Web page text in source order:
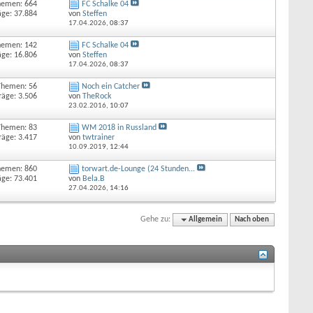
664
37.884
FC Schalke 04
von Steffen
17.04.2026, 08:37
142
16.806
FC Schalke 04
von Steffen
17.04.2026, 08:37
56
3.506
Noch ein Catcher
von TheRock
23.02.2016, 10:07
83
3.417
WM 2018 in Russland
von twtrainer
10.09.2019, 12:44
860
73.401
torwart.de-Lounge (24 Stunden...
von Bela.B
27.04.2026, 14:16
Gehe zu: Allgemein Nach oben